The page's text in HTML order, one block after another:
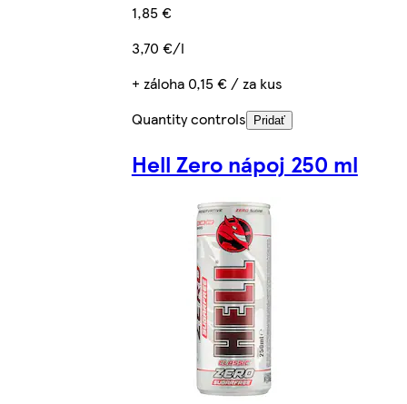
1,85 €
3,70 €/l
+ záloha 0,15 € / za kus
Quantity controls
Pridať
Hell Zero nápoj 250 ml